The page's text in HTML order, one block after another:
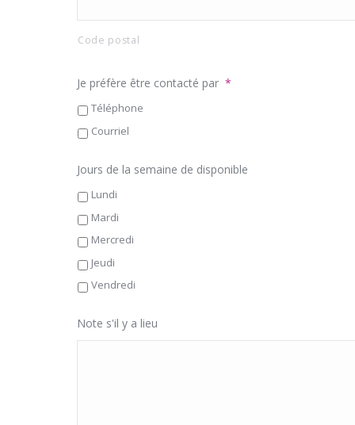
Code postal
Je préfère être contacté par *
Téléphone
Courriel
Jours de la semaine de disponible
Lundi
Mardi
Mercredi
Jeudi
Vendredi
Note s'il y a lieu